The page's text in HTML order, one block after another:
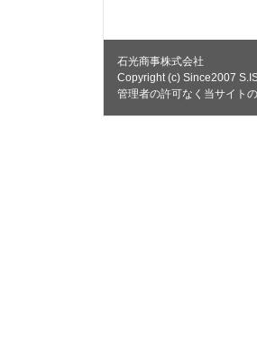
石光商事株式会社
Copyright (c) Since2007
管理者の許可なく当サイト